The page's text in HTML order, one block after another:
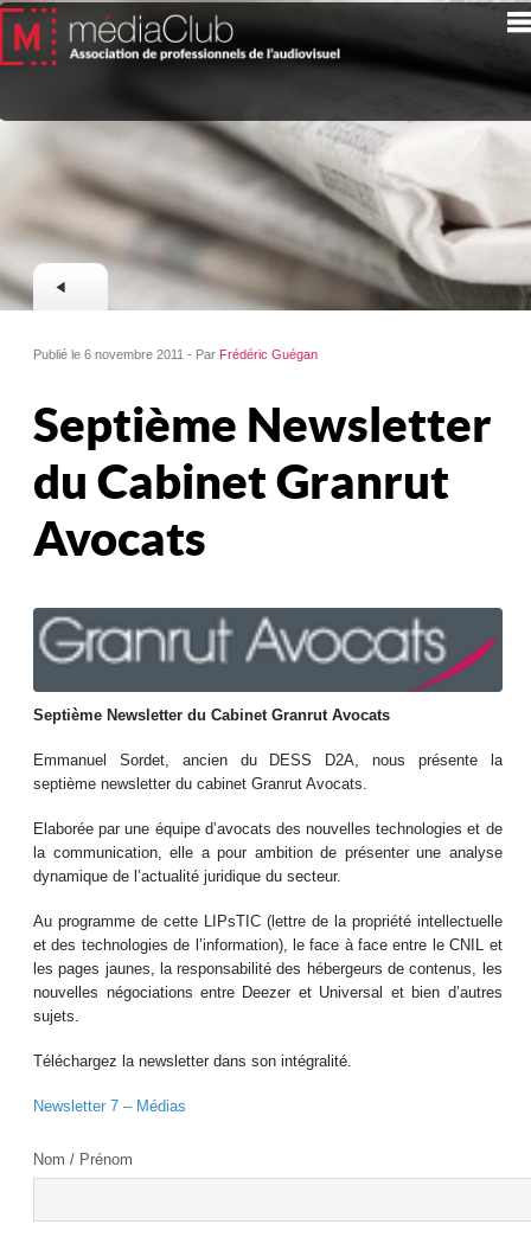
Publié le 6 novembre 2011 - Par Frédéric Guégan
Septième Newsletter
du Cabinet Granrut
Avocats
Septième Newsletter du Cabinet Granrut Avocats
Emmanuel Sordet, ancien du DESS D2A, nous présente la
septième newsletter du cabinet Granrut Avocats.
Elaborée par une équipe d’avocats des nouvelles technologies et de
la communication, elle a pour ambition de présenter une analyse
dynamique de l’actualité juridique du secteur.
Au programme de cette LIPsTIC (lettre de la propriété intellectuelle
et des technologies de l’information), le face à face entre le CNIL et
les pages jaunes, la responsabilité des hébergeurs de contenus, les
nouvelles négociations entre Deezer et Universal et bien d’autres
sujets.
Téléchargez la newsletter dans son intégralité.
Newsletter 7 – Médias
Nom / Prénom